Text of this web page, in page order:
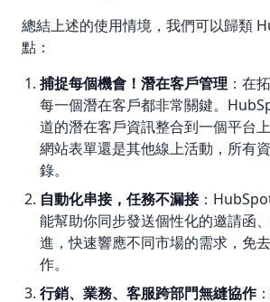
總結上述的使用情境，我們可以歸類
點：
捕捉每個機會！潛在客戶管理 ：在
每一個潛在客戶都非常關鍵。
道的潛在客戶資訊整合到一個平台上
網站表單還是其他線上活動，所有
錄。
自動化串接，任務不漏接：
能幫助你同步發送個性化的邀請函
進，快速響應不同市場的需求，免
作。
行銷、業務、客服跨部門無縫協作